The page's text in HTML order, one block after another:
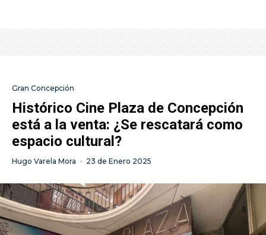
Gran Concepción
Histórico Cine Plaza de Concepción
está a la venta: ¿Se rescatará como
espacio cultural?
Hugo Varela Mora · 23 de Enero 2025